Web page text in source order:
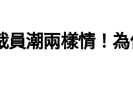
員潮兩樣情！